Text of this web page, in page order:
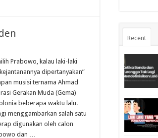
Prabowo, kalau laki-laki
dipertanyakan”
musisi ternama Ahmad
Gerakan Muda (Gema)
beberapa waktu lalu.
menggambarkan salah satu
digunakan oleh calon
dan …
Recent